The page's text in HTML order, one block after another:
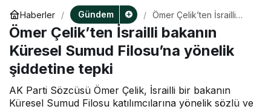
Haberler Gündem
Ömer Çelik’ten İsrailli
bakanın Küresel Sumud
Filosu’na yönelik
şiddetine tepki
Ömer Çelik’ten İsrailli bakanın
Küresel Sumud Filosu’na yönelik
şiddetine tepki
AK Parti Sözcüsü Ömer Çelik, İsrailli bir bakanın
Küresel Sumud Filosu katılımcılarına yönelik sözlü ve